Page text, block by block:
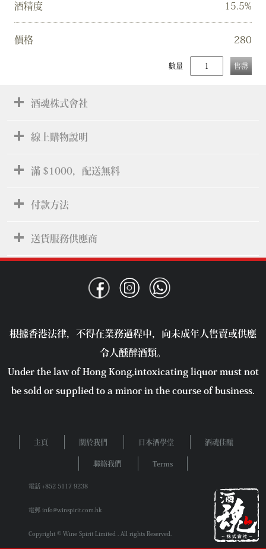
數量 售罄
酒精度 15.5%
價格 280
酒魂株式會社
線上購物說明
滿 $1000，配送無料
付款方法
送貨服務供應商
根據香港法律，不得在業務過程中，向未成年人售賣或供應
令人醺醉酒類。
Under the law of Hong Kong,intoxicating liquor must not
be sold or supplied to a minor in the course of business.
主頁 關於我們 日本酒學堂 酒魂佳釀
聯絡我們 Terms
電話 +852 5117 9238
電郵 info@winspirit.com.hk
Copyright © Wine Spirit Limited . All rights Reserved.